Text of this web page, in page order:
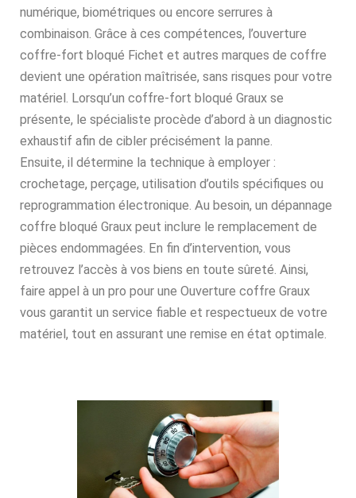
numérique, biométriques ou encore serrures à
combinaison. Grâce à ces compétences, l’ouverture
coffre-fort bloqué Fichet et autres marques de coffre
devient une opération maîtrisée, sans risques pour votre
matériel. Lorsqu’un coffre-fort bloqué Graux se
présente, le spécialiste procède d’abord à un diagnostic
exhaustif afin de cibler précisément la panne.
Ensuite, il détermine la technique à employer :
crochetage, perçage, utilisation d’outils spécifiques ou
reprogrammation électronique. Au besoin, un dépannage
coffre bloqué Graux peut inclure le remplacement de
pièces endommagées. En fin d’intervention, vous
retrouvez l’accès à vos biens en toute sûreté. Ainsi,
faire appel à un pro pour une Ouverture coffre Graux
vous garantit un service fiable et respectueux de votre
matériel, tout en assurant une remise en état optimale.